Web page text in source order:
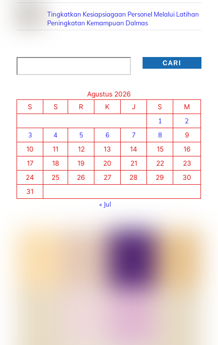
Tingkatkan Kesiapsiagaan Personel Melalui Latihan
Peningkatan Kemampuan Dalmas
CARI
Agustus 2026
S
S R K J S
M
1
2
3
4 5 6 7 8
9
10
11 12 13 14 15
16
17
18 19 20 21 22
23
24
25 26 27 28 29
30
31
« Jul